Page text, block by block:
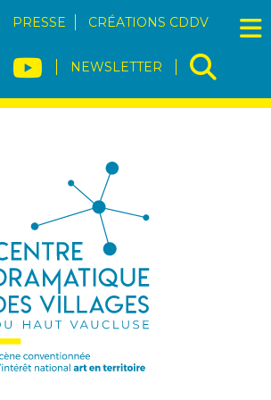
PRESSE CRÉATIONS CDDV
NEWSLETTER